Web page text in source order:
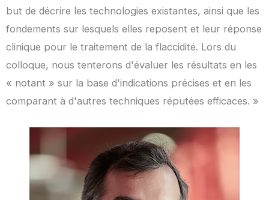
but de décrire les technologies existantes, ainsi que les
fondements sur lesquels elles reposent et leur réponse
clinique pour le traitement de la flaccidité. Lors du
colloque, nous tenterons d'évaluer les résultats en les
« notant » sur la base d'indications précises et en les
comparant à d'autres techniques réputées efficaces. »